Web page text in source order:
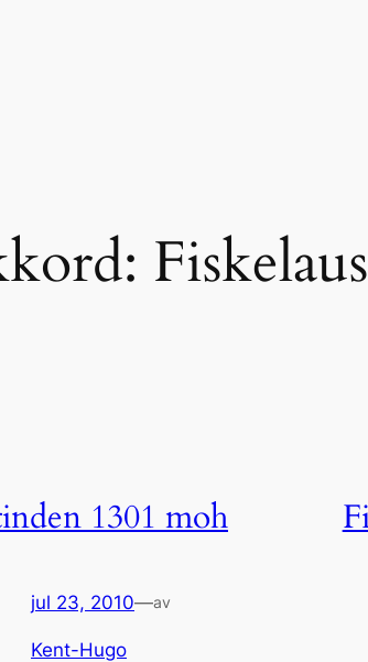
1301 moh
jul 23, 2010—av
Kent-Hugo